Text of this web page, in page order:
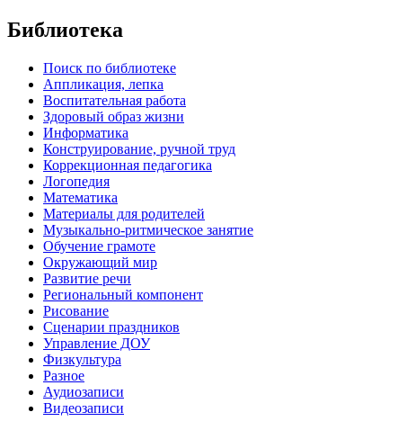
Библиотека
Поиск по библиотеке
Аппликация, лепка
Воспитательная работа
Здоровый образ жизни
Информатика
Конструирование, ручной труд
Коррекционная педагогика
Логопедия
Математика
Материалы для родителей
Музыкально-ритмическое занятие
Обучение грамоте
Окружающий мир
Развитие речи
Региональный компонент
Рисование
Сценарии праздников
Управление ДОУ
Физкультура
Разное
Аудиозаписи
Видеозаписи